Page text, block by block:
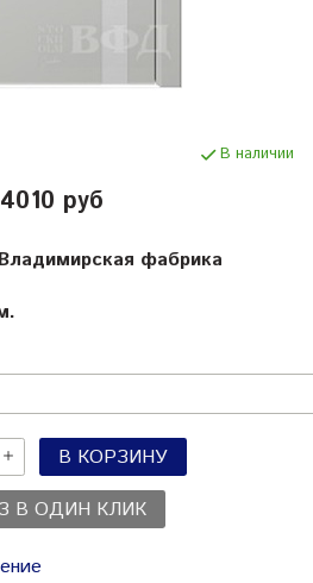
В наличии
руб
фабрика
В КОРЗИНУ
В ОДИН КЛИК